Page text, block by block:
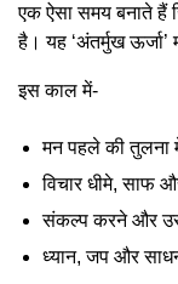
एक ऐसा समय बनाते हैं
है। यह ‘अंतर्मुख ऊर्जा’
इस काल में-
मन पहले की तुलना
विचार धीमे, साफ
संकल्प करने और उसे
ध्यान, जप और